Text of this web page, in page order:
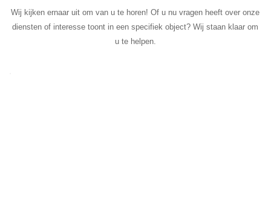
Wij kijken ernaar uit om van u te horen! Of u nu vragen heeft over onze
diensten of interesse toont in een specifiek object? Wij staan klaar om
u te helpen.